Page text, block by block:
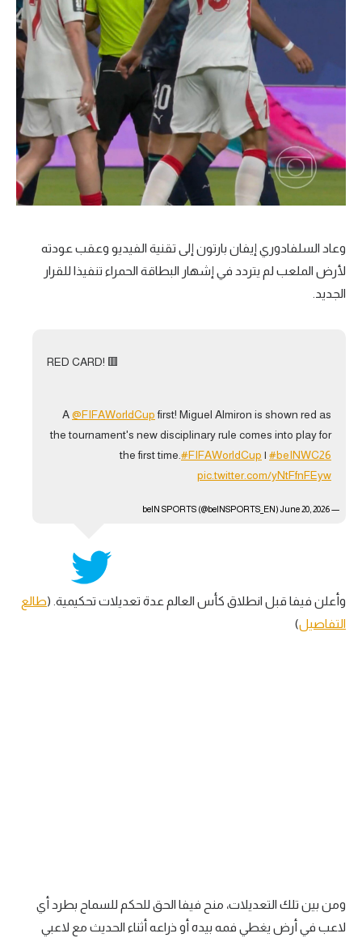
وعاد السلفادوري إيفان بارتون إلى تقنية الفيديو وعقب عودته
لأرض الملعب لم يتردد في إشهار البطاقة الحمراء تنفيذا للقرار
الجديد.
RED CARD! 🟥
A@FIFAWorldCupfirst! Miguel Almiron is shown red as
the tournament's new disciplinary rule comes into play for
the first time. #FIFAWorldCup | #beINWC26
pic.twitter.com/yNtFfnFEyw
— beIN SPORTS (@beINSPORTS_EN)
June 20, 2026
وأعلن فيفا قبل انطلاق كأس العالم عدة تعديلات تحكيمية. (طالع
التفاصيل)
ومن بين تلك التعديلات، منح فيفا الحق للحكم للسماح بطرد أي
لاعب في أرض يغطي فمه بيده أو ذراعه أثناء الحديث مع لاعبي